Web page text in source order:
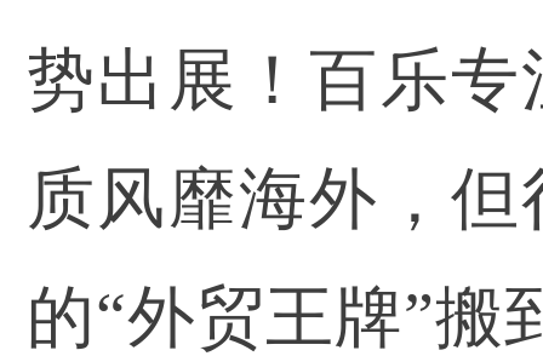
势出展！百乐
质风靡海外，
的“外贸王牌”